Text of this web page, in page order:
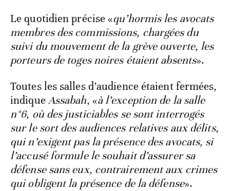
Le quotidien précise «qu’hormis les avocats
membres des commissions, chargées du
suivi du mouvement de la grève ouverte, les
porteurs de toges noires étaient absents».
Toutes les salles d’audience étaient fermées,
indiqueAssabah, «à l’exception de la salle
n°6, où des justiciables se sont interrogés
sur le sort des audiences relatives aux délits,
qui n’exigent pas la présence des avocats, si
l’accusé formule le souhait d’assurer sa
défense sans eux, contrairement aux crimes
qui obligent la présence de la défense».